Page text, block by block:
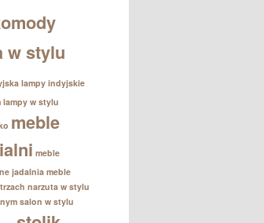
w stylu
lampy indyjskie
lampy w stylu
meble
meble
jadalniameble
narzuta w stylu
salon w stylu